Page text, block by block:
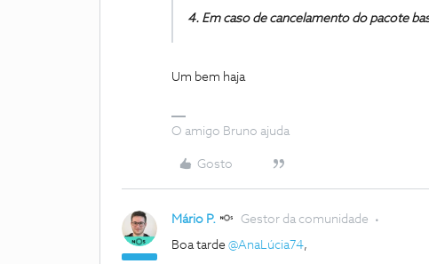
4. Em caso de cancelamento do pacote
Um bem haja
O amigo Bruno ajuda
Gosto
Mário P. Gestor da comunidade
Boa tarde @AnaLúcia74,